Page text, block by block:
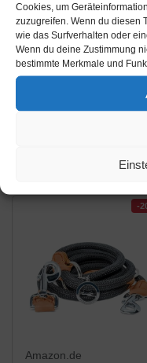
Cookies, um
zuzugreifen. Wenn du diesen
wie das Surfverhalten oder
Wenn du deine Zustimmung
bestimmte Merkmale und
Amazon.de
22,99€
elropet Hundeleine
Übungsleine
sehr stabil (2,40 m,
-
Amazon.de